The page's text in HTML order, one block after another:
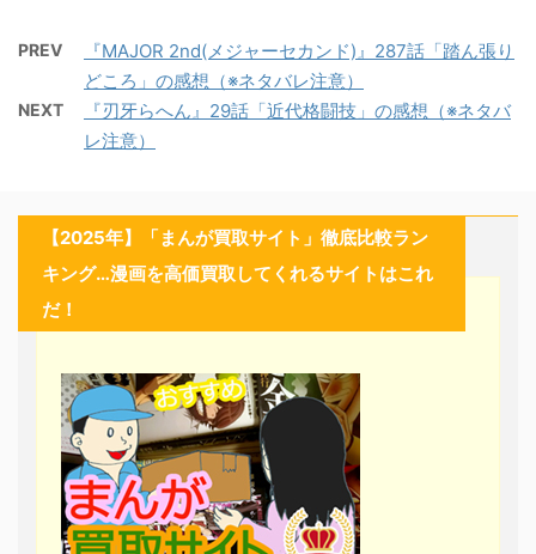
PREV
『MAJOR 2nd(メジャーセカンド)』287話「踏ん張り
どころ」の感想（※ネタバレ注意）
NEXT
『刃牙らへん』29話「近代格闘技」の感想（※ネタバ
レ注意）
【2025年】「まんが買取サイト」徹底比較ラン
キング…漫画を高価買取してくれるサイトはこれ
だ！